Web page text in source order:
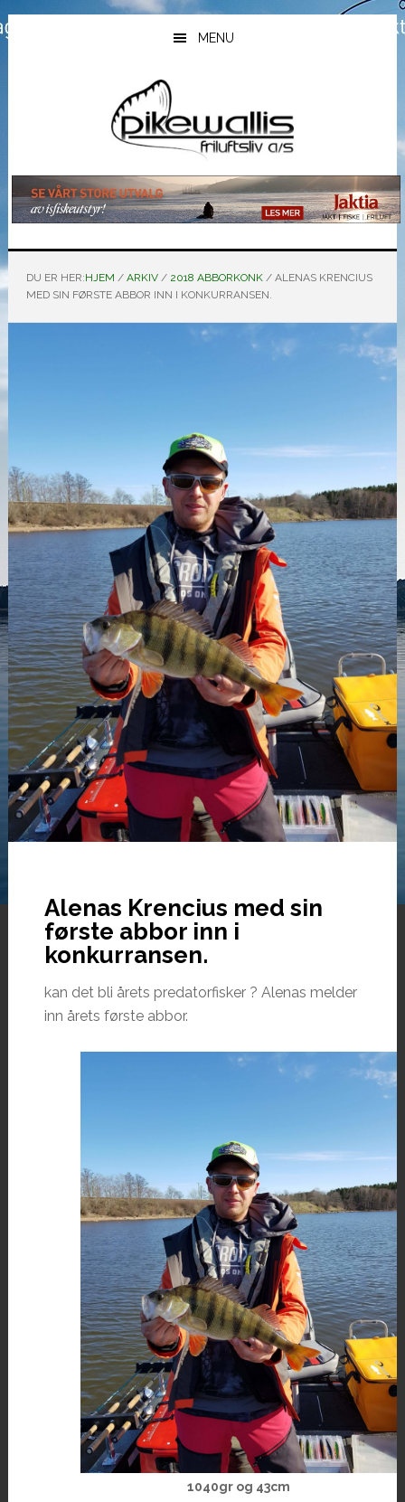
Hopp
til
Hopp
til
Hopp
til
MENU
DU ER HER:HJEM / ARKIV / 2018 ABBORKONK /ALENAS KRENCIUS
MED SIN FØRSTE ABBOR INN I KONKURRANSEN.
Alenas Krencius med sin
første abbor inn i
konkurransen.
kan det bli årets predatorfisker ? Alenas melder
inn årets første abbor.
1040gr og 43cm